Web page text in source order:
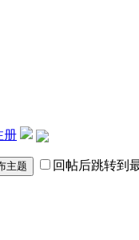
册
主题 回帖后跳转到